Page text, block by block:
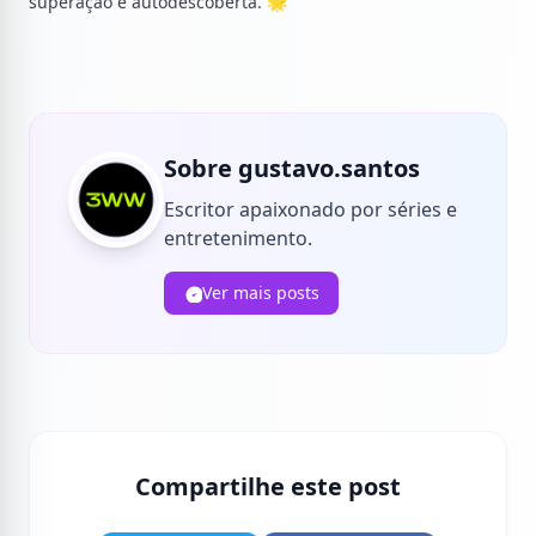
Sobre gustavo.santos
Escritor apaixonado por séries e
entretenimento.
Ver mais posts
Compartilhe este post